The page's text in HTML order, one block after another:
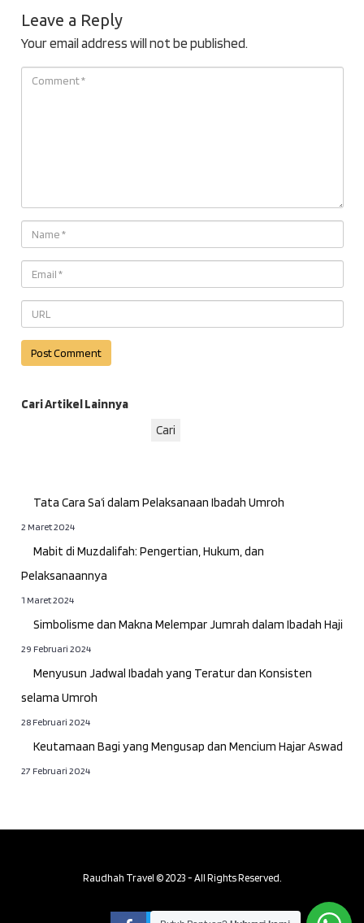
Leave a Reply
Your email address will not be published.
Cari Artikel Lainnya
Cari
Tata Cara Sa’i dalam Pelaksanaan Ibadah Umroh
2 Maret 2024
Mabit di Muzdalifah: Pengertian, Hukum, dan
Pelaksanaannya
1 Maret 2024
Simbolisme dan Makna Melempar Jumrah dalam Ibadah Haji
29 Februari 2024
Menyusun Jadwal Ibadah yang Teratur dan Konsisten
selama Umroh
28 Februari 2024
Keutamaan Bagi yang Mengusap dan Mencium Hajar Aswad
27 Februari 2024
Raudhah Travel © 2023 - All Rights Reserved.